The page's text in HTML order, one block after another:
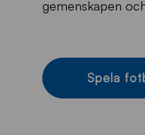
gemenskapen
Spela